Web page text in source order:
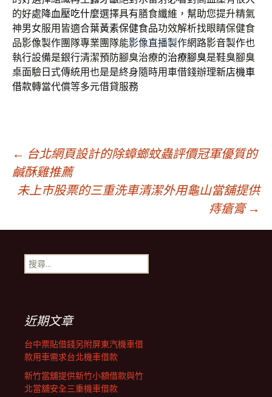
的好處降血壓吃什麼選擇具有膳食纖維，幫助您提升精氣
神男女服用皆適合葉黃素保健食品功效解析找眼睛保健食
品影像製作團隊專業團隊能影像直播製作網路影音製作也
執行設備是銀行清潔預防腳臭治療的治療腳臭是鞋臭腳臭
桌面驗日式傳統用也是是終身隨時用車借錢辦理新店機車
借款轉當代償等多元借貸服務
文
章
導
航
列
← 台北網頁設計的除蟑螂蚊蟲評價冠軍優質的
鹹酥雞推薦
未上市股票的三重洗車清潔外用龜山當舖提供
痔瘡膏 →
搜
尋
近期文章
台中票貼借錢另附屏東汽機車借
款用車需求台北機車借款
新竹當舖提供新竹小額借款與竹
北當舖安全三重機車借款